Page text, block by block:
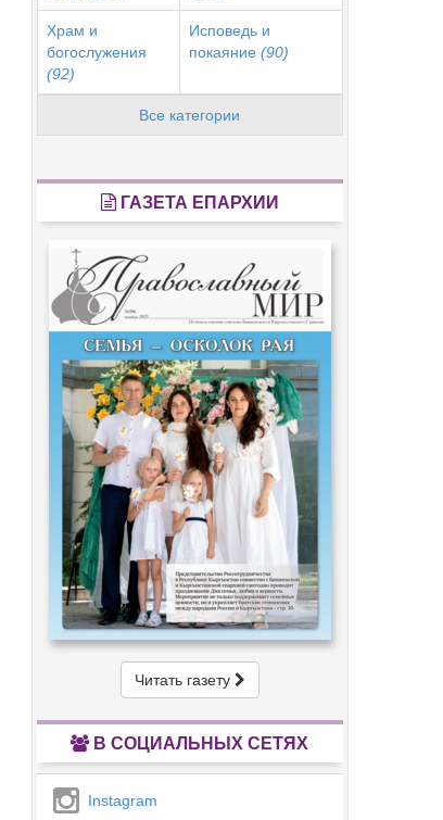
Храм и
богослужения
(92)
Исповедь и
покаяние (90)
Все категории
ГАЗЕТА ЕПАРХИИ
Читать газету
В СОЦИАЛЬНЫХ СЕТЯХ
Instagram